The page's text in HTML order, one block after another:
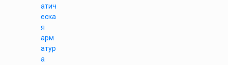
атич
еска
я
арм
атур
а